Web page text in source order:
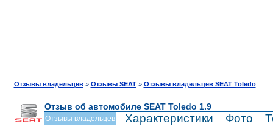
Отзывы владельцев» Отзывы SEAT» Отзывы владельцев SEAT Toledo
Отзыв об автомобиле SEAT Toledo 1.9
Отзывы владельцев Характеристики Фото